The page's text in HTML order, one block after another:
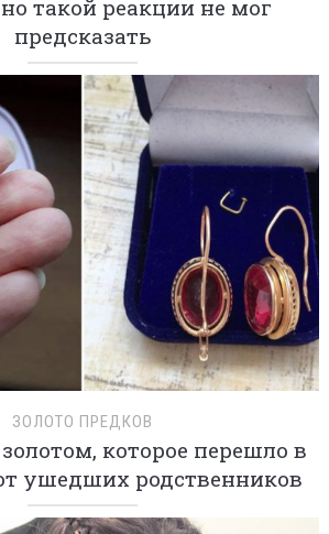
но такой реакции не мог
предсказать
ЗОЛОТО ПРЕДКОВ
которое перешло в
ушедших родственников